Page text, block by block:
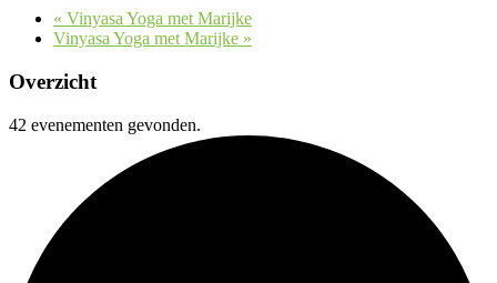
« Vinyasa Yoga met Marijke
Vinyasa Yoga met Marijke »
Overzicht
42 evenementen gevonden.